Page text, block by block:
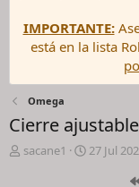
IMPORTANTE:
está en la lista
Omega
Cierre
Isacane1
F
27 Jul